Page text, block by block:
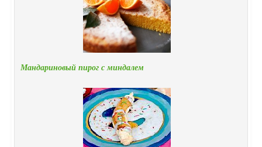
Мандариновый пирог с миндалем